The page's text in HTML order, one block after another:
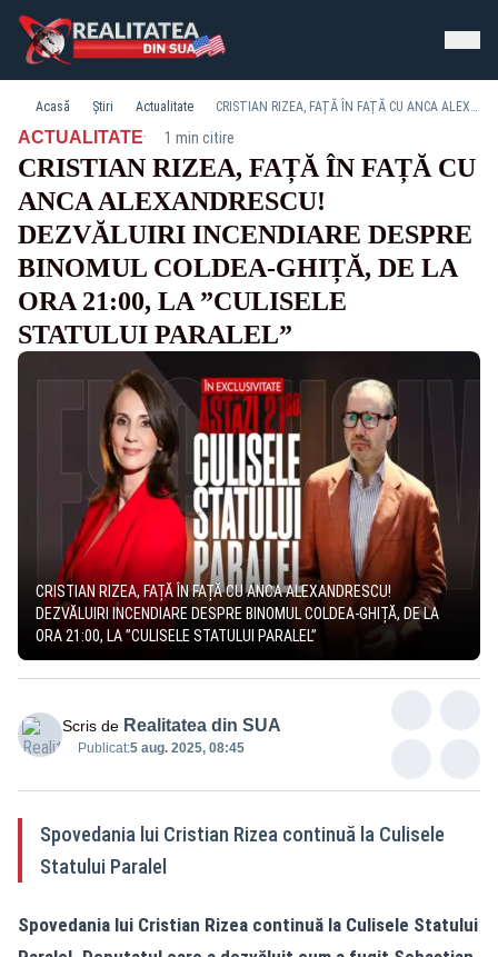
Acasă Știri Actualitate CRISTIAN RIZEA, FAȚĂ ÎN FAȚĂ CU ANCA ALEXANDRESCU! DEZVĂLUIRI INCENDIARE DESPRE BINOMUL COLDEA-GHIȚĂ, DE LA ORA 21:00, LA ”CULISELE STATULUI PARALEL”
ACTUALITATE· 1 min citire
CRISTIAN RIZEA, FAȚĂ ÎN FAȚĂ CU
ANCA ALEXANDRESCU!
DEZVĂLUIRI INCENDIARE DESPRE
BINOMUL COLDEA-GHIȚĂ, DE LA
ORA 21:00, LA ”CULISELE
STATULUI PARALEL”
CRISTIAN RIZEA, FAȚĂ ÎN FAȚĂ CU ANCA ALEXANDRESCU!
DEZVĂLUIRI INCENDIARE DESPRE BINOMUL COLDEA-GHIȚĂ, DE LA
ORA 21:00, LA ”CULISELE STATULUI PARALEL”
Scris de Realitatea din SUA
Publicat:5 aug. 2025, 08:45
Spovedania lui Cristian Rizea continuă la Culisele
Statului Paralel
Spovedania lui Cristian Rizea continuă la Culisele Statului